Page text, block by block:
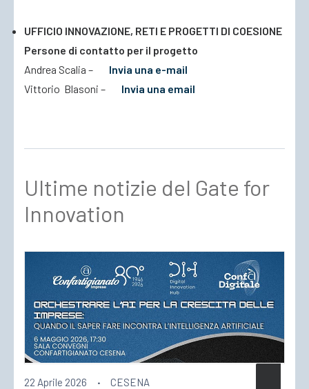
UFFICIO INNOVAZIONE, RETI E PROGETTI DI COESIONE
Persone di contatto per il progetto
Andrea Scalia –
Invia una e-mail
Vittorio Blasoni –
Invia una email
Ultime notizie del Gate for
Innovation
22 Aprile 2026 · CESENA